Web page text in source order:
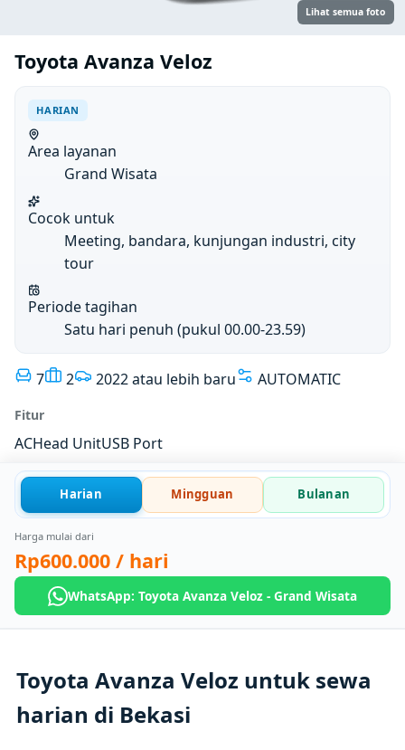
Lihat semua foto
Toyota Avanza Veloz
HARIAN
Area layanan
Grand Wisata
Cocok untuk
Meeting, bandara, kunjungan industri, city
tour
Periode tagihan
Satu hari penuh (pukul 00.00-23.59)
7 2 2022 atau lebih baru AUTOMATIC
Fitur
ACHead UnitUSB Port
Harian Mingguan Bulanan
Harga mulai dari
Rp600.000 / hari
WhatsApp: Toyota Avanza Veloz - Grand Wisata
Toyota Avanza Veloz untuk sewa
harian di Bekasi